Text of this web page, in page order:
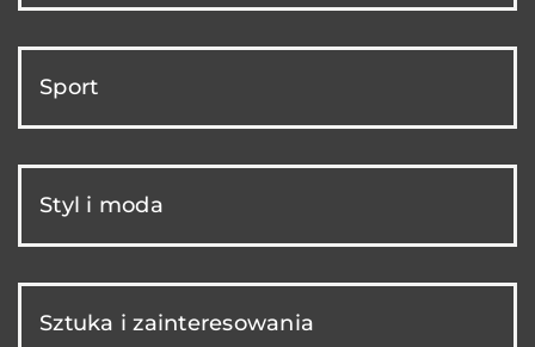
Sport
Styl i moda
Sztuka i zainteresowania